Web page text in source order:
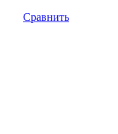
Сравнить